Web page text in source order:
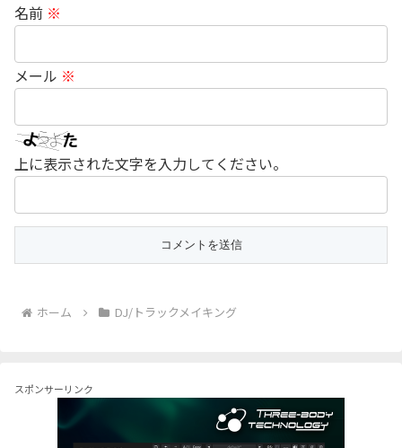
名前 ※
メール ※
上に表示された文字を入力してください。
ホーム DJ/トラックメイキング
スポンサーリンク